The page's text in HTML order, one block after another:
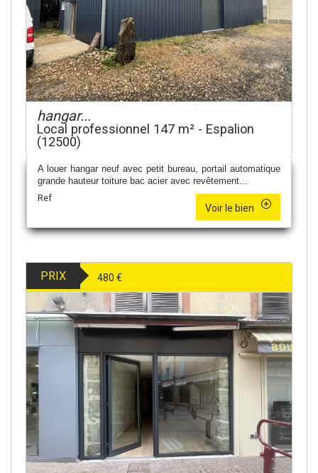
hangar...
Local professionnel 147 m² - Espalion
(12500)
A louer hangar neuf avec petit bureau, portail automatique
grande hauteur toiture bac acier avec revêtement...
Ref
Voir le bien
PRIX 480 €